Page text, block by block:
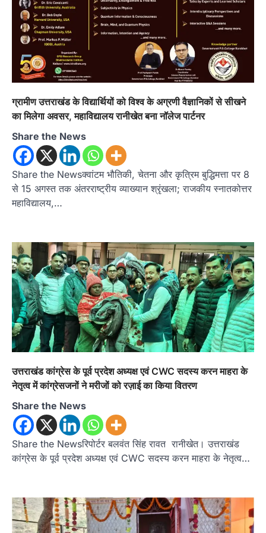
ग्रामीण उत्तराखंड के विद्यार्थियों को विश्व के अग्रणी वैज्ञानिकों से सीखने
का मिलेगा अवसर, महाविद्यालय रानीखेत बना नॉलेज पार्टनर
Share the News
Share the Newsक्वांटम भौतिकी, चेतना और कृत्रिम बुद्धिमत्ता पर 8
से 15 अगस्त तक अंतरराष्ट्रीय व्याख्यान श्रृंखला; राजकीय स्नातकोत्तर
महाविद्यालय,…
उत्तराखंड कांग्रेस के पूर्व प्रदेश अध्यक्ष एवं CWC सदस्य करन माहरा के
नेतृत्व में कांग्रेसजनों ने मरीजों को रज़ाई का किया वितरण
Share the News
Share the Newsरिपोर्टर बलवंत सिंह रावत रानीखेत। उत्तराखंड
कांग्रेस के पूर्व प्रदेश अध्यक्ष एवं CWC सदस्य करन माहरा के नेतृत्व…
उत्तराखण्ड कुमाऊं ख़बरें नैनीताल
Admin August 8, 2026
हल्द्वानी में आयोजित विजय शंखनाद रैली को संबोधित करते
हुए कांग्रेस के राष्ट्रीय अध्यक्ष मल्लिकार्जुन…